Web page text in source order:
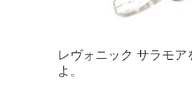
レヴォニック サラモア
よ。